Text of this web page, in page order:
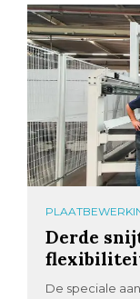
Derde
De speciale